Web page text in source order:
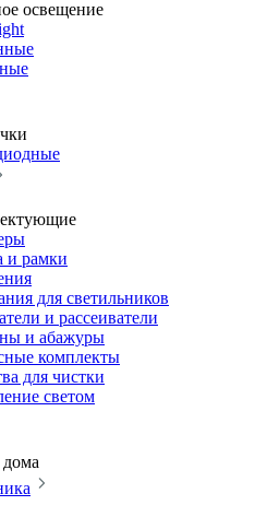
освещение
и рамки
для светильников
и рассеиватели
и абажуры
комплекты
для чистки
светом